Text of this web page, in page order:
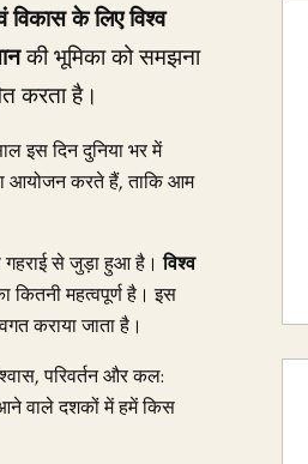
विकास के लिए विश्व
की भूमिका को समझना
करता है।
इस दिन दुनिया भर में
आयोजन करते हैं, ताकि आम
गहराई से जुड़ा हुआ है।विश्व
कितनी महत्वपूर्ण है। इस
कराया जाता है।
परिवर्तन और कल:
वाले दशकों में हमें किस